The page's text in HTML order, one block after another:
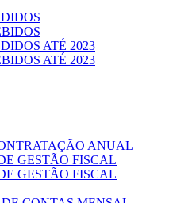
ATÉ 2023
ATÉ 2023
ANUAL
GESTÃO FISCAL
GESTÃO FISCAL